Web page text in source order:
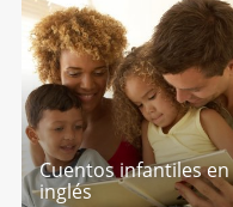
Cuentos infantiles en
inglés